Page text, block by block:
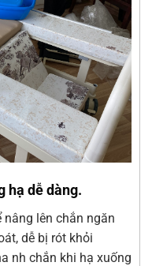
hạ dễ dàng.
lên chắn ngăn
dễ bị rót khỏi
nh chắn khi hạ xuống